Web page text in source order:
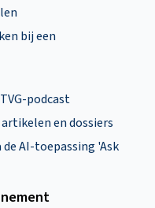
bij een
podcast
en dossiers
AI-toepassing 'Ask